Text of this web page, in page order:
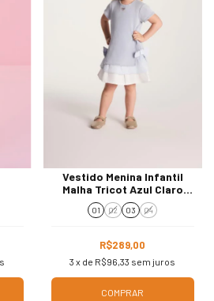
Vestido Menina Infantil
Malha Tricot Azul Claro
907005
01 02 03 04
R$289,00
3 x de R$96,33 sem juros
COMPRAR